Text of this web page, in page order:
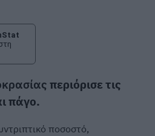
περιόρισε τις
πάγο.
ποσοστό,